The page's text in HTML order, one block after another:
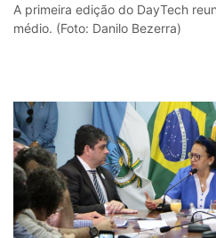
A primeira edição do DayTech
médio. (Foto: Danilo Bezerra)